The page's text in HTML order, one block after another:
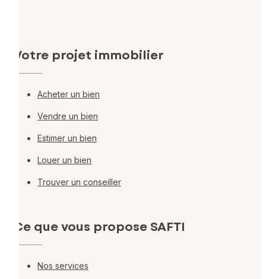
Votre projet immobilier
Acheter un bien
Vendre un bien
Estimer un bien
Louer un bien
Trouver un conseiller
Ce que vous propose SAFTI
Nos services